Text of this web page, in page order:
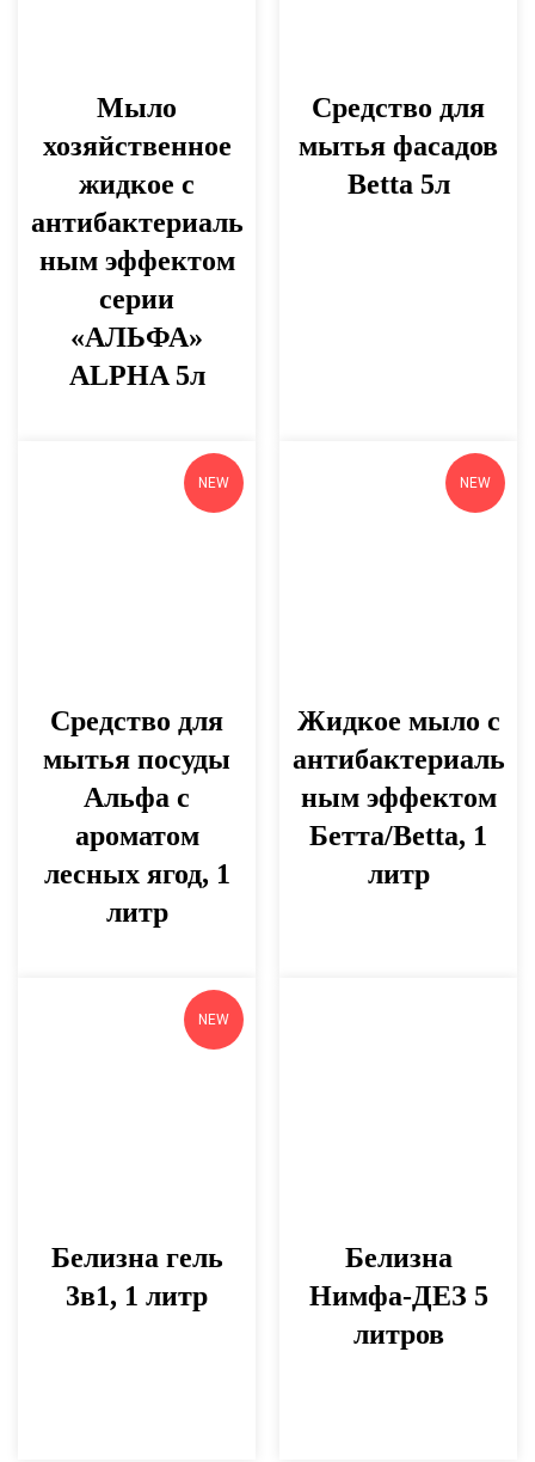
Мыло
хозяйственное
жидкое с
антибактериаль
ным эффектом
серии
«АЛЬФА»
ALPHA 5л
Средство для
мытья фасадов
Betta 5л
NEW
Средство для
мытья посуды
Альфа с
ароматом
лесных ягод, 1
литр
NEW
Жидкое мыло с
антибактериаль
ным эффектом
Бетта/Betta, 1
литр
NEW
Белизна гель
3в1, 1 литр
Белизна
Нимфа-ДЕЗ 5
литров